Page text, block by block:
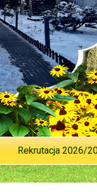
Rekrutacja 2026/